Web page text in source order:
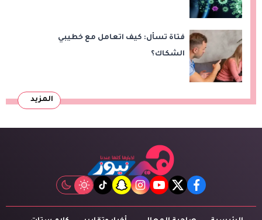
فتاة تسأل: كيف اتعامل مع خطيبي
الشكاك؟
المزيد
facebook
twitter
youtube
instagram
snapchat
tiktok